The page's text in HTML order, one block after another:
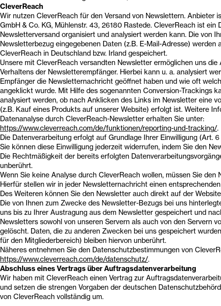
CleverReach
Wir nutzen CleverReach für den Versand von Newslettern. Anbieter
GmbH & Co. KG, Mühlenstr. 43, 26180 Rastede. CleverReach ist ein
Newsletterversand organisiert und analysiert werden kann. Die von
Newsletterbezug eingegebenen Daten (z.B. E-Mail-Adresse) werden
CleverReach in Deutschland bzw. Irland gespeichert.
Unsere mit CleverReach versandten Newsletter ermöglichen uns die
Verhaltens der Newsletterempfänger. Hierbei kann u. a. analysiert
Empfänger die Newsletternachricht geöffnet haben und wie oft
angeklickt wurde. Mit Hilfe des sogenannten Conversion-Trackings
analysiert werden, ob nach Anklicken des Links im Newsletter eine
(z.B. Kauf eines Produkts auf unserer Website) erfolgt ist. Weitere
Datenanalyse durch CleverReach-Newsletter erhalten Sie unter:
https://www.cleverreach.com/de/funktionen/reporting-und-tracking/.
Die Datenverarbeitung erfolgt auf Grundlage Ihrer Einwilligung (Art. 6
Sie können diese Einwilligung jederzeit widerrufen, indem Sie den
Die Rechtmäßigkeit der bereits erfolgten
unberührt.
Wenn Sie keine Analyse durch CleverReach wollen, müssen Sie den
Hierfür stellen wir in jeder Newsletternachricht einen
Des Weiteren können Sie den Newsletter auch direkt auf der
Die von Ihnen zum Zwecke des Newsletter-Bezugs bei uns
uns bis zu Ihrer Austragung aus dem Newsletter gespeichert und
Newsletters sowohl von unseren Servern als auch von den Servern
gelöscht. Daten, die zu anderen Zwecken bei uns gespeichert
für den Mitgliederbereich) bleiben hiervon unberührt.
Näheres entnehmen Sie den Datenschutzbestimmungen von
https://www.cleverreach.com/de/datenschutz/.
Abschluss eines Vertrags über Auftragsdatenverarbeitung
Wir haben mit CleverReach einen Vertrag zur
und setzen die strengen Vorgaben der deutschen
von CleverReach vollständig um.